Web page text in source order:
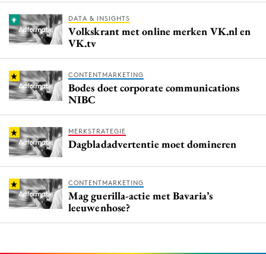
DATA & INSIGHTS
Volkskrant met online merken VK.nl en
VK.tv
CONTENTMARKETING
Bodes doet corporate communications
NIBC
MERKSTRATEGIE
Dagbladadvertentie moet domineren
CONTENTMARKETING
Mag guerilla-actie met Bavaria’s
leeuwenhose?